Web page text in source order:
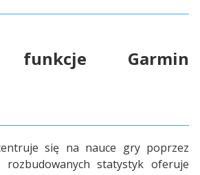
funkcje Garmin
się na nauce gry poprzez
rozbudowanych statystyk oferuje